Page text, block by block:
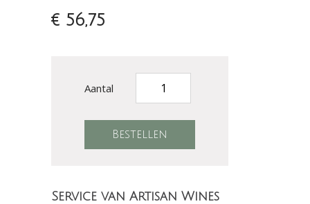
€ 56,75
Aantal
Service van Artisan Wines